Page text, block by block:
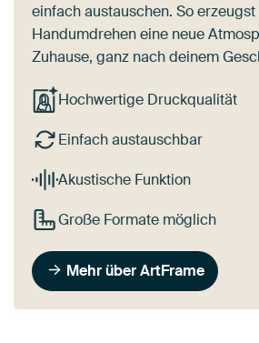
einfach austauschen. So
Handumdrehen eine neue
Zuhause, ganz nach deinem
Hochwertige Druckqualität
Einfach austauschbar
Akustische Funktion
Große Formate möglich
Mehr über ArtFrame